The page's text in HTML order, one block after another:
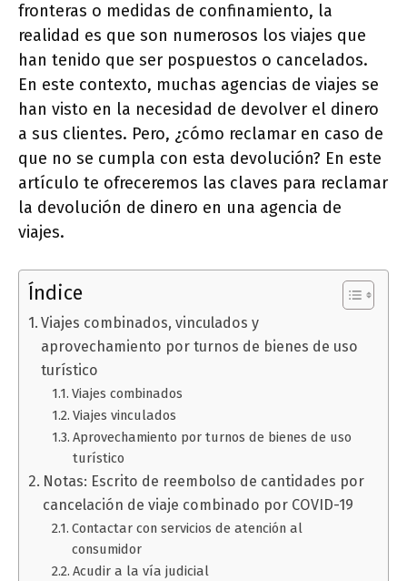
fronteras o medidas de confinamiento, la
realidad es que son numerosos los viajes que
han tenido que ser pospuestos o cancelados.
En este contexto, muchas agencias de viajes se
han visto en la necesidad de devolver el dinero
a sus clientes. Pero, ¿cómo reclamar en caso de
que no se cumpla con esta devolución? En este
artículo te ofreceremos las claves para reclamar
la devolución de dinero en una agencia de
viajes.
Índice
Viajes combinados, vinculados y
aprovechamiento por turnos de bienes de uso
turístico
Viajes combinados
Viajes vinculados
Aprovechamiento por turnos de bienes de uso
turístico
Notas: Escrito de reembolso de cantidades por
cancelación de viaje combinado por COVID-19
Contactar con servicios de atención al
consumidor
Acudir a la vía judicial